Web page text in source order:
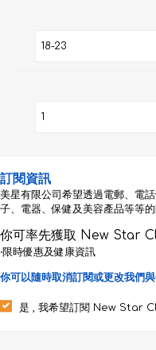
訂閱資訊
美星有限公司希望透過電郵、電
子、電器、保健及美容產品等等的
你可率先獲取 New Star
‧限時優惠及健康資訊
你可以隨時取消訂閱或更改我們與
是 , 我希望訂閱 New Star